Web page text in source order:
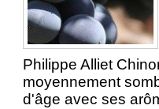
Philippe Alliet
moyennement
d'âge avec ses